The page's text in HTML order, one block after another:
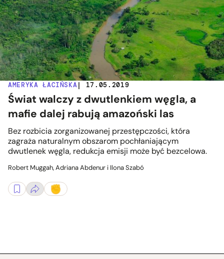
AMERYKA ŁACIŃSKA| 17.05.2019
Świat walczy z dwutlenkiem węgla, a
mafie dalej rabują amazoński las
Bez rozbicia zorganizowanej przestępczości, która
zagraża naturalnym obszarom pochłaniającym
dwutlenek węgla, redukcja emisji może być bezcelowa.
Robert Muggah, Adriana Abdenur i Ilona Szabó